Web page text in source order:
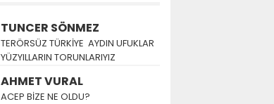
TUNCER SÖNMEZ
TERÖRSÜZ TÜRKİYE AYDIN UFUKLAR
YÜZYILLARIN TORUNLARIYIZ
AHMET VURAL
ACEP BİZE NE OLDU?